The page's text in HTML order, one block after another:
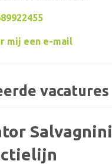
mij een e-mail
vacatures
Salvagnini